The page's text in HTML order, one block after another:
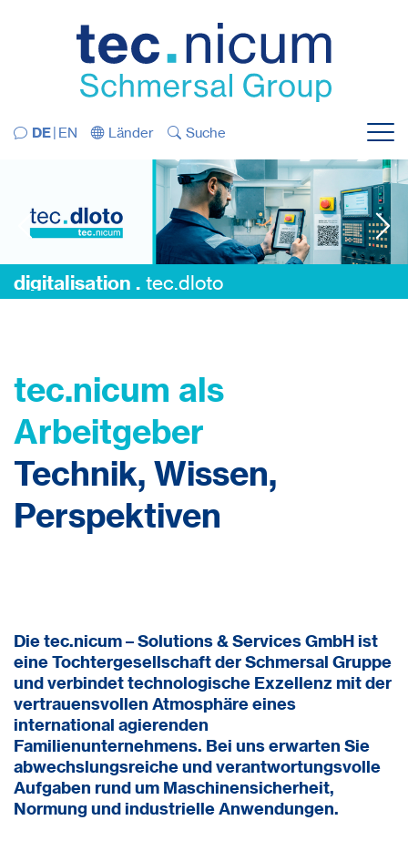
DE EN Länder Suche Menü
digitalisation . tec.dloto
tec.dloto
tec.nicum als
Arbeitgeber
Technik, Wissen,
Perspektiven
Die tec.nicum – Solutions & Services GmbH ist
eine Tochtergesellschaft der Schmersal Gruppe
und verbindet technologische Exzellenz mit der
vertrauensvollen Atmosphäre eines
international agierenden
Familienunternehmens. Bei uns erwarten Sie
abwechslungsreiche und verantwortungsvolle
Aufgaben rund um Maschinensicherheit,
Normung und industrielle Anwendungen.